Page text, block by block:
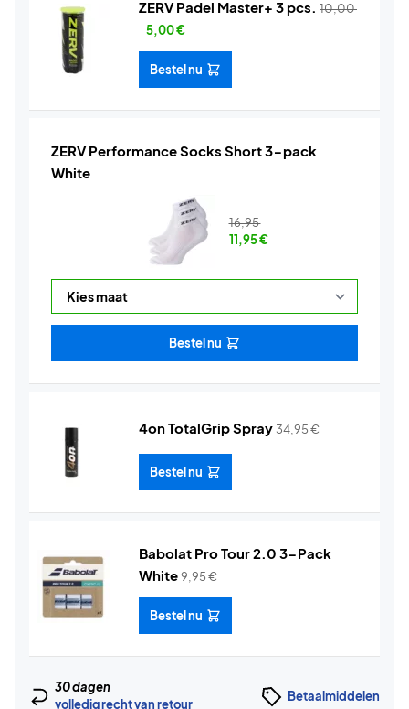
ZERV Padel Master+ 3 pcs. 10,00
5,00€
Bestel nu
ZERV Performance Socks Short 3-pack
White
16,95
11,95€
Bestel nu
4on TotalGrip Spray 34,95€
Bestel nu
Babolat Pro Tour 2.0 3-Pack
White9,95€
Bestel nu
30 dagen
volledig recht van retour
Betaalmiddelen